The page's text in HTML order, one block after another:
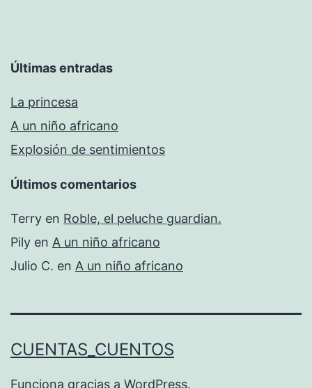
Últimas entradas
La princesa
A un niño africano
Explosión de sentimientos
Últimos comentarios
Terry en Roble, el peluche guardian.
Pily en A un niño africano
Julio C. en A un niño africano
CUENTAS_CUENTOS
Funciona gracias a WordPress.